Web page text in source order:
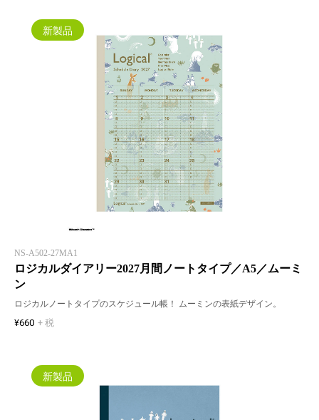
新製品
NS-A502-27MA1
ロジカルダイアリー2027月間ノートタイプ／A5／ムーミ
ン
ロジカルノートタイプのスケジュール帳！ ムーミンの表紙デザイン。
¥660 + 税
新製品